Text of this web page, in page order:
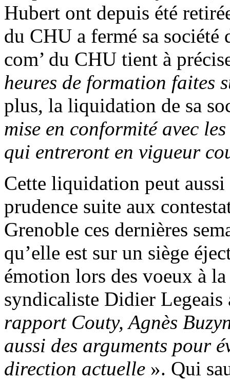
Hubert ont depuis été
du CHU a fermé sa
com’ du CHU tient à
heures de formation faites
plus, la liquidation de sa
mise en conformité avec
qui entreront en vigueur
Cette liquidation peut
prudence suite aux
Grenoble ces dernières
qu’elle est sur un siège
émotion lors des voeux à
syndicaliste Didier
rapport Couty, Agnès
aussi des arguments pour
direction actuelle ». Qui